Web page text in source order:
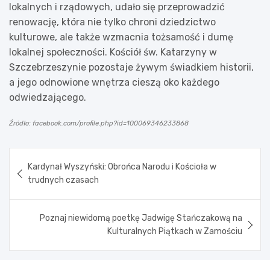
lokalnych i rządowych, udało się przeprowadzić
renowację, która nie tylko chroni dziedzictwo
kulturowe, ale także wzmacnia tożsamość i dumę
lokalnej społeczności. Kościół św. Katarzyny w
Szczebrzeszynie pozostaje żywym świadkiem historii,
a jego odnowione wnętrza cieszą oko każdego
odwiedzającego.
Źródło: facebook.com/profile.php?id=100069346233868
wpisu
Kardynał Wyszyński: Obrońca Narodu i Kościoła w
trudnych czasach
Poznaj niewidomą poetkę Jadwigę Stańczakową na
Kulturalnych Piątkach w Zamościu